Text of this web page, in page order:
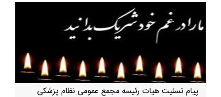
پیام تسلیت هیات رئیسه مجمع عمومی نظام پزشکی